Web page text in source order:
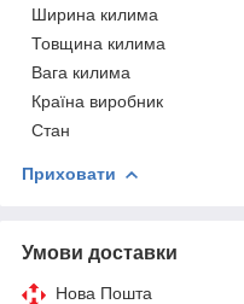
Ширина килима
Товщина килима
Вага килима
Країна виробник
Стан
Приховати
Умови доставки
Нова Пошта